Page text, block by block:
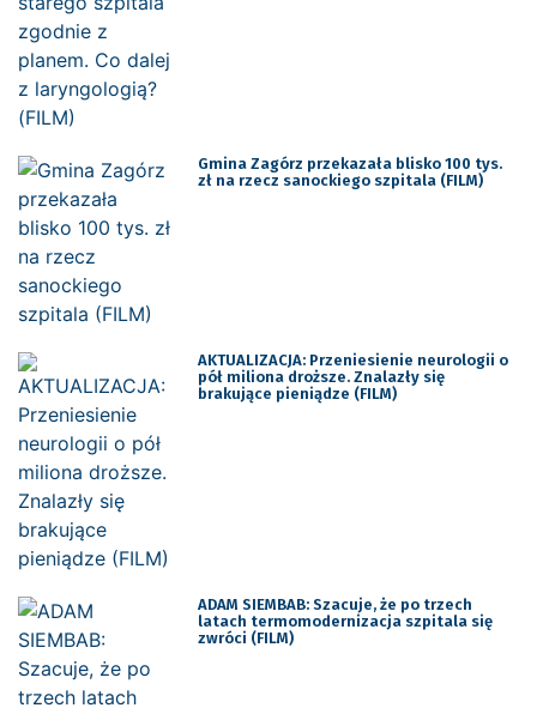
Gmina Zagórz przekazała blisko 100 tys.
zł na rzecz sanockiego szpitala (FILM)
AKTUALIZACJA: Przeniesienie neurologii o
pół miliona droższe. Znalazły się
brakujące pieniądze (FILM)
ADAM SIEMBAB: Szacuje, że po trzech
latach termomodernizacja szpitala się
zwróci (FILM)